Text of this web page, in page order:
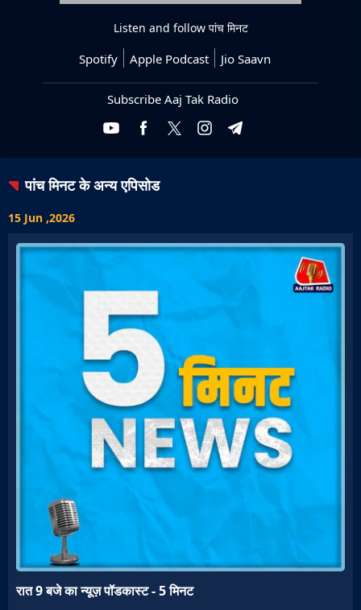
Listen and follow पांच मिनट
Spotify Apple Podcast Jio Saavn
Subscribe Aaj Tak Radio
पांच मिनटके अन्य एपिसोड
15 Jun ,2026
रात 9 बजे का न्यूज़ पॉडकास्ट - 5 मिनट